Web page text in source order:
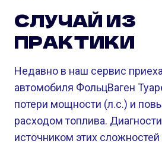
СЛУЧАЙ ИЗ
ПРАКТИКИ
Недавно в наш сервис
автомобиля ФольцВаген
потери мощности (л.с.) и
расходом топлива.
источником этих сложностей